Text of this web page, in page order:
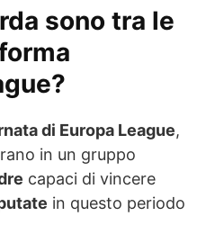
sono tra le
di Europa League,
in un gruppo
capaci di vincere
in questo periodo